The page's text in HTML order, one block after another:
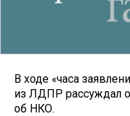
В ходе «часа
из ЛДПР рассуждал о
об НКО.